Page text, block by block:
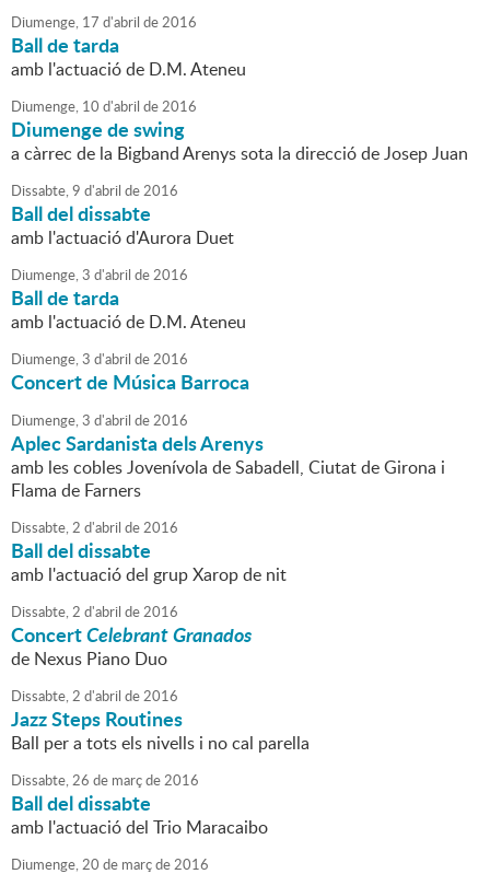
Diumenge, 17 d'abril de2016
Ball de tarda
amb l'actuació de D.M. Ateneu
Diumenge, 10 d'abril de2016
Diumenge de swing
a càrrec de la Bigband Arenys sota la direcció de Josep Juan
Dissabte,9 d'abril de2016
Ball del dissabte
amb l'actuació d'Aurora Duet
Diumenge,3 d'abril de2016
Ball de tarda
amb l'actuació de D.M. Ateneu
Diumenge,3 d'abril de2016
Concert de Música Barroca
Diumenge,3 d'abril de2016
Aplec Sardanista dels Arenys
amb les cobles Jovenívola de Sabadell, Ciutat de Girona i
Flama de Farners
Dissabte,2 d'abril de2016
Ball del dissabte
amb l'actuació del grup Xarop de nit
Dissabte,2 d'abril de2016
ConcertCelebrant Granados
de Nexus Piano Duo
Dissabte,2 d'abril de2016
Jazz Steps Routines
Ball per a tots els nivells i no cal parella
Dissabte,26 de marçde2016
Ball del dissabte
amb l'actuació del Trio Maracaibo
Diumenge,20 de marçde2016